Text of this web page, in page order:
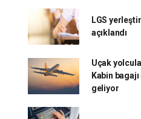
LGS
açıklandı
Uçak
Kabin
geliyor